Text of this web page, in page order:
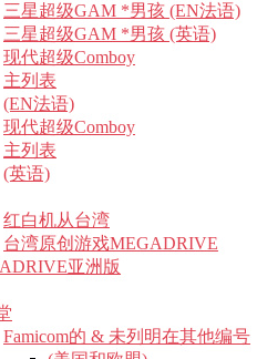
三星超级GAM *男孩 (EN法语)
三星超级GAM *男孩 (英语)
现代超级Comboy
主列表
(EN法语)
现代超级Comboy
主列表
(英语)
红白机从台湾
台湾原创游戏MEGADRIVE
亚洲版
Famicom的 & 未列明在其他编号